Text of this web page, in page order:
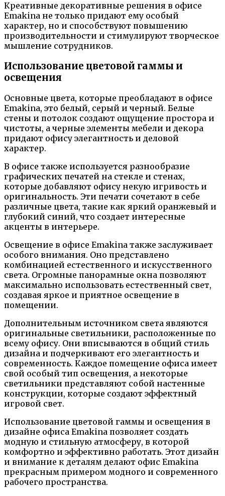
Креативные декоративные решения в офисе
Emakina не только придают ему особый
характер, но и способствуют повышению
производительности и стимулируют творческое
мышление сотрудников.
Использование цветовой гаммы и
освещения
Основные цвета, которые преобладают в офисе
Emakina, это белый, серый и черный. Белые
стены и потолок создают ощущение простора и
чистоты, а черные элементы мебели и декора
придают офису элегантность и деловой
характер.
В офисе также используется разнообразие
графических печатей на стекле и стенах,
которые добавляют офису некую игривость и
оригинальность. Эти печати сочетают в себе
различные цвета, такие как яркий оранжевый и
глубокий синий, что создает интересные
акценты в интерьере.
Освещение в офисе Emakina также заслуживает
особого внимания. Оно представлено
комбинацией естественного и искусственного
света. Огромные панорамные окна позволяют
максимально использовать естественный свет,
создавая яркое и приятное освещение в
помещении.
Дополнительным источником света являются
оригинальные светильники, расположенные по
всему офису. Они вписываются в общий стиль
дизайна и подчеркивают его элегантность и
современность. Каждое помещение офиса имеет
свой особый тип освещения, а некоторые
светильники представляют собой настенные
конструкции, которые создают эффектный
игровой свет.
Использование цветовой гаммы и освещения в
дизайне офиса Emakina позволяет создать
модную и стильную атмосферу, в которой
комфортно и эффективно работать. Этот дизайн
и внимание к деталям делают офис Emakina
прекрасным примером модного и современного
рабочего пространства.